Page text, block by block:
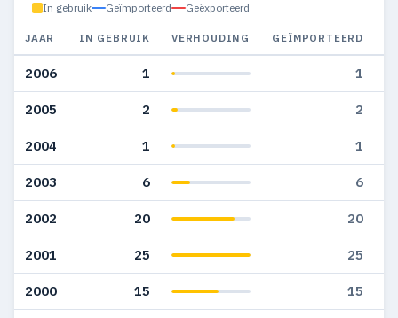
In gebruik Geïmporteerd Geëxporteerd
JAAR IN GEBRUIK VERHOUDING GEÏMPORTEERD
2006 1 1
2005 2 2
2004 1 1
2003 6 6
2002 20 20
2001 25 25
2000 15 15